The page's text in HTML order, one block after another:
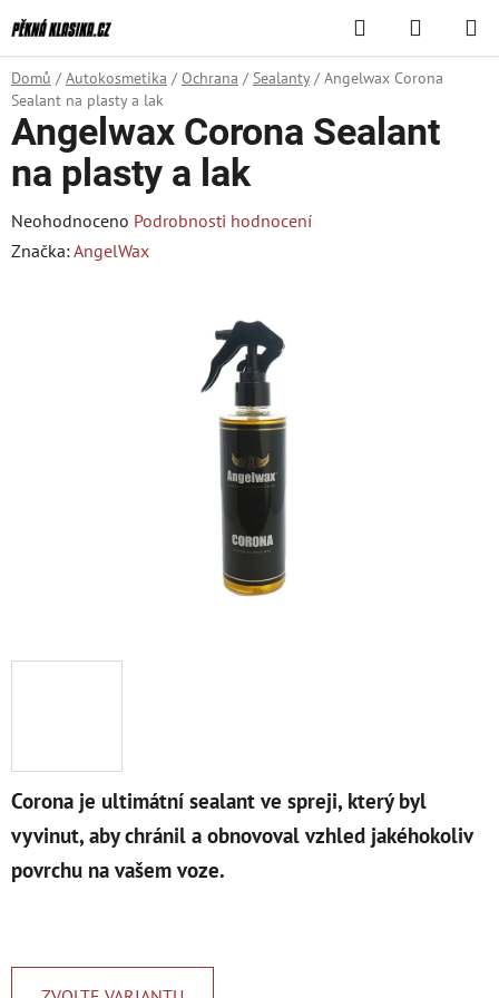
na
obsah
Hledat
KOŠÍK
Domů / Autokosmetika / Ochrana / Sealanty / Angelwax Corona
Sealant na plasty a lak
Corona je ultimátní sealant ve spreji, který byl
vyvinut, aby chránil a obnovoval vzhled jakéhokoliv
povrchu na vašem voze.
Angelwax Corona Sealant
na plasty a lak
Průměrné
hodnocení
Neohodnoceno Podrobnosti hodnocení
Značka:AngelWax